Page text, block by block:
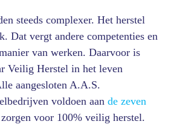
steeds complexer. Het herstel
Dat vergt andere competenties en
van werken. Daarvoor is
Veilig Herstel in het leven
aangesloten A.A.S.
voldoen aan de zeven
voor 100% veilig herstel.